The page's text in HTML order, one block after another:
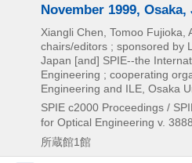
November 1999, Osaka,
Xiangli Chen, Tomoo Fujioka,
chairs/editors ; sponsored by
Japan [and] SPIE--the
Engineering ; cooperating
Engineering and ILE, Osaka
SPIE c2000 Proceedings /
for Optical Engineering v. 3888
所蔵館1館